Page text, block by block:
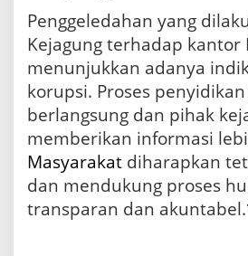
Penggeledahan yang
Kejagung terhadap kantor
menunjukkan adanya
korupsi. Proses
berlangsung dan pihak
memberikan informasi
Masyarakat diharapkan
dan mendukung proses
transparan dan